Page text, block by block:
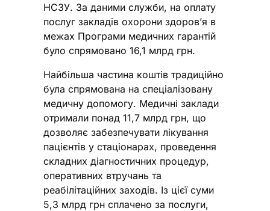
НСЗУ. За даними служби, на оплату
послуг закладів охорони здоров’я в
межах Програми медичних гарантій
було спрямовано 16,1 млрд грн.
Найбільша частина коштів традиційно
була спрямована на спеціалізовану
медичну допомогу. Медичні заклади
отримали понад 11,7 млрд грн, що
дозволяє забезпечувати лікування
пацієнтів у стаціонарах, проведення
складних діагностичних процедур,
оперативних втручань та
реабілітаційних заходів. Із цієї суми
5,3 млрд грн сплачено за послуги,